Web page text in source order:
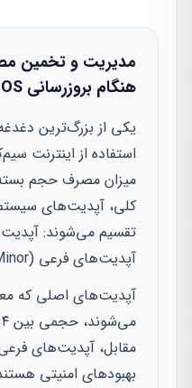
مدیریت و تخمین
هنگام بروزرسانی iOS
یکی از بزرگ‌ترین
استفاده از اینترنت
میزان مصرف حجم
آپدیت‌های فرعی (Minor).
آپدیت‌های اصلی که
مقابل، آپدیت‌های